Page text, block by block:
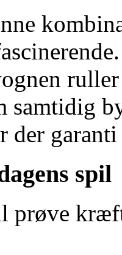
samtidig
der
spil
prøve